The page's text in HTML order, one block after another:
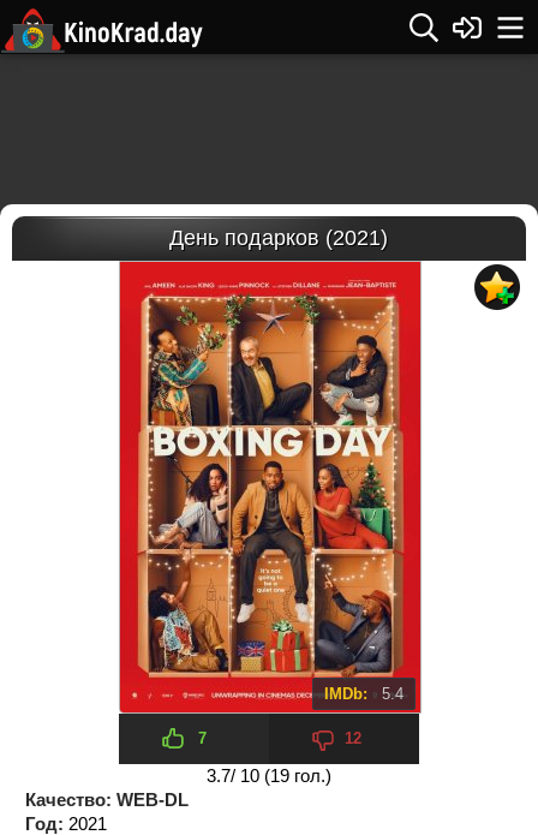
День подарков (2021)
IMDb: 5.4
7 12
3.7/ 10 (19 гол.)
Качество: WEB-DL
Год: 2021